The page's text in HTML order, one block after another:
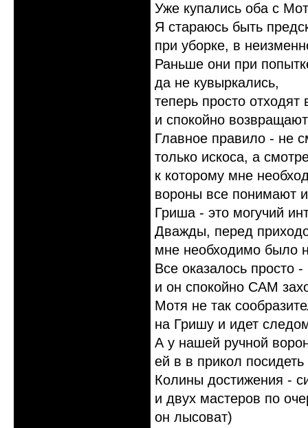
Уже купались оба с
Я стараюсь быть
при уборке, в
Раньше они при
да не кувыркались,
теперь просто отходят
и спокойно
Главное правило - не
только искоса, а
к которому мне
вороны все понимают
Гриша - это могучий
Дважды, перед
мне необходимо было
Все оказалось просто
и он спокойно САМ
Мотя не так
на Гришу и идет
А у нашей ручной
ей в в прикол посидеть
Колины достижения -
и двух мастеров по
он лысоват)